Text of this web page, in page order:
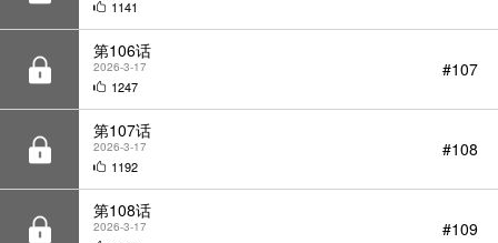
第107话
2026-3-17
1192
第108话
2026-3-17
1169
第109话
2026-3-17
1157